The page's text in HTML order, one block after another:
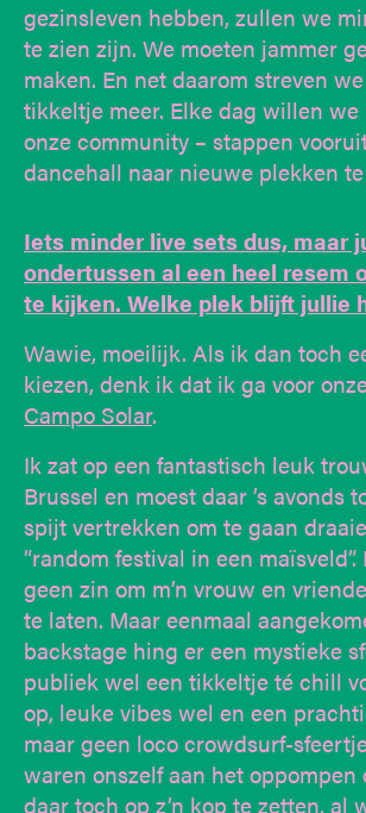
gezinsleven hebben, zullen we
te zien zijn. We moeten jammer
maken. En net daarom streven
tikkeltje meer. Elke dag willen we
onze community – stappen
dancehall naar nieuwe plekken
Iets minder live sets dus, maar
ondertussen al een heel resem
te kijken. Welke plek blijft jullie
Wawie, moeilijk. Als ik dan toch
kiezen, denk ik dat ik ga voor
Campo Solar.
Ik zat op een fantastisch leuk
Brussel en moest daar ’s avonds
spijt vertrekken om te gaan
“random festival in een
geen zin om m’n vrouw en
te laten. Maar eenmaal
backstage hing er een mystieke
publiek wel een tikkeltje té chill
op, leuke vibes wel en een
maar geen loco crowdsurf-
waren onszelf aan het oppompen
daar toch op z’n kop te zetten, al